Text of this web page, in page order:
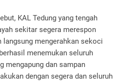
KAL Tedung yang tengah
sekitar segera merespon
langsung mengerahkan sekoci
menemukan seluruh
mengapung dan sampan
dengan segera dan seluruh